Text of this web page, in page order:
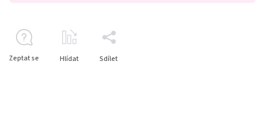
Zeptat se Hlídat Sdílet